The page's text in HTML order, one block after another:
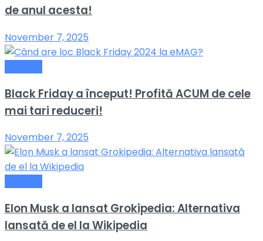
de anul acesta!
November 7, 2025
Black Friday a început! Profită ACUM de cele
mai tari reduceri!
November 7, 2025
Elon Musk a lansat Grokipedia: Alternativa
lansată de el la Wikipedia